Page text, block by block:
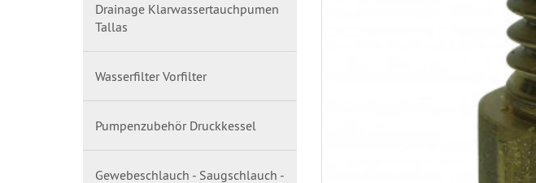
Drainage Klarwassertauchpumen
Tallas
Wasserfilter Vorfilter
Pumpenzubehör Druckkessel
Gewebeschlauch - Saugschlauch -